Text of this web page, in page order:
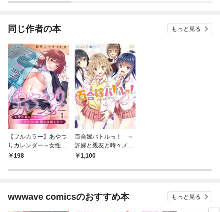
同じ作者の本 もっと見る
【フルカラー】あやつ
りカレンダー～女性社
員の予定をヤリたい放
198
百合嫁バトルっ！ ～
許嫁と親友と時々メイ
ド～1,100
wwwave comicsのおすすめ本 もっと見る